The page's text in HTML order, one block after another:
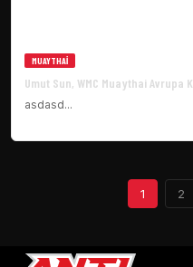
MUAYTHAI
Umut Sun, WMC Muaythai Avrupa
asdasd...
1 2